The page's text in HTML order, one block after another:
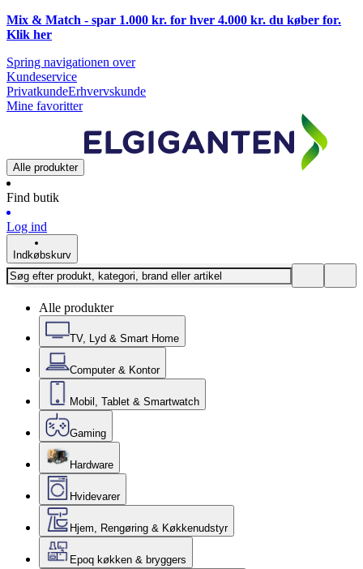
Mix & Match - spar 1.000 kr. for hver 4.000 kr. du køber for.
Klik her
Spring navigationen over
Kundeservice
PrivatkundeErhvervskunde
Mine favoritter
Alle produkter
Find butik
Log ind
Indkøbskurv
Alle produkter
TV, Lyd & Smart Home
Computer & Kontor
Mobil, Tablet & Smartwatch
Gaming
Hardware
Hvidevarer
Hjem, Rengøring & Køkkenudstyr
Epoq køkken & bryggers